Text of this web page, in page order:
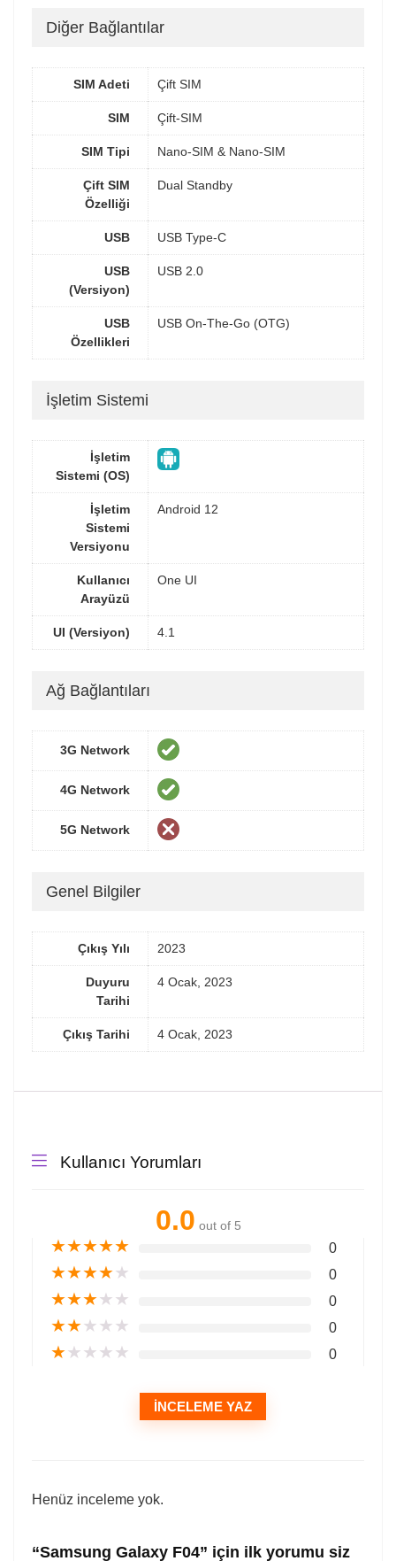
Diğer Bağlantılar
SIM Adeti Çift SIM
SIM Çift-SIM
SIM Tipi Nano-SIM & Nano-SIM
Çift SIM
Özelliği
Dual Standby
USB USB Type-C
USB
(Versiyon)
USB 2.0
USB
Özellikleri
USB On-The-Go (OTG)
İşletim Sistemi
İşletim
Sistemi (OS)
İşletim
Sistemi
Versiyonu
Android 12
Kullanıcı
Arayüzü
One UI
UI (Versiyon) 4.1
Ağ Bağlantıları
3G Network
4G Network
5G Network
Genel Bilgiler
Çıkış Yılı 2023
Duyuru
Tarihi
4 Ocak, 2023
Çıkış Tarihi 4 Ocak, 2023
Kullanıcı Yorumları
0.0 out of 5
★★★★★ 0
★★★★★ 0
★★★★★ 0
★★★★★ 0
★★★★★ 0
İNCELEME YAZ
Henüz inceleme yok.
“Samsung Galaxy F04” için ilk yorumu siz